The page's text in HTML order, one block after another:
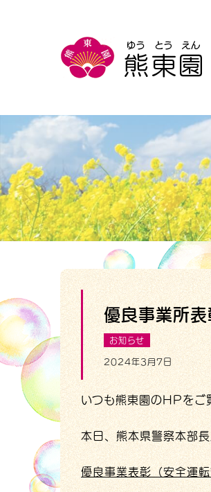
優良事業所表
お知らせ
2024年3月7日
いつも熊東園のHPをご
本日、熊本県警察本部
優良事業表彰（安全運